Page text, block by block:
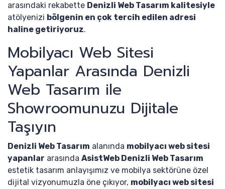
arasındaki rekabette Denizli Web Tasarım kalitesiyle
atölyenizi bölgenin en çok tercih edilen adresi
haline getiriyoruz.
Mobilyacı Web Sitesi
Yapanlar Arasında Denizli
Web Tasarım ile
Showroomunuzu Dijitale
Taşıyın
Denizli Web Tasarım alanında mobilyacı web sitesi
yapanlar arasında AsistWeb Denizli Web Tasarım
estetik tasarım anlayışımız ve mobilya sektörüne özel
dijital vizyonumuzla öne çıkıyor, mobilyacı web sitesi